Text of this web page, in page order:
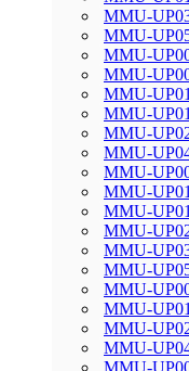
MMU-
MMU-
MMU-
MMU-
MMU-
MMU-
MMU-
MMU-
MMU-
MMU-
MMU-
MMU-
MMU-
MMU-
MMU-
MMU-
MMU-
MMU-